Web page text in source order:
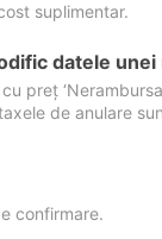
suplimentar.
datele
preț
de anulare
confirmare.